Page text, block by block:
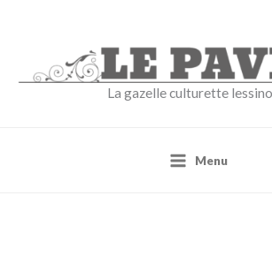
La gazelle culturette
Menu